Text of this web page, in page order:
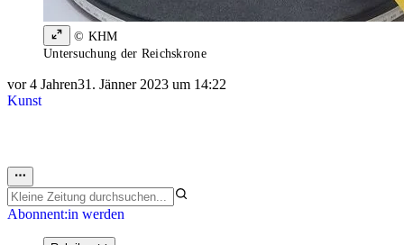
© KHM
Untersuchung der Reichskrone
vor 4 Jahren31. Jänner 2023 um 14:22
Kunst
Abonnent:in werden